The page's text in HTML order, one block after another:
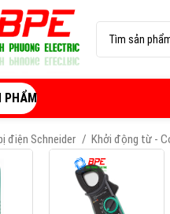
PHẨM
điện Schneider Khởi động từ -